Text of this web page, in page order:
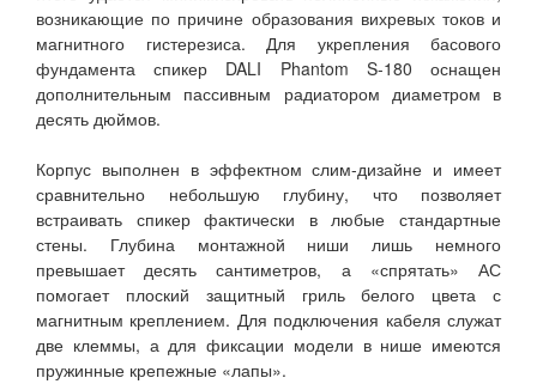
возникающие по причине образования вихревых токов и
магнитного гистерезиса. Для укрепления басового
фундамента спикер DALI Phantom S-180 оснащен
дополнительным пассивным радиатором диаметром в
десять дюймов.
Корпус выполнен в эффектном слим-дизайне и имеет
сравнительно небольшую глубину, что позволяет
встраивать спикер фактически в любые стандартные
стены. Глубина монтажной ниши лишь немного
превышает десять сантиметров, а «спрятать» АС
помогает плоский защитный гриль белого цвета с
магнитным креплением. Для подключения кабеля служат
две клеммы, а для фиксации модели в нише имеются
пружинные крепежные «лапы».